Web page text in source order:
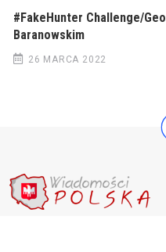
#FakeHunter Challenge/
Baranowskim
26 MARCA 2022